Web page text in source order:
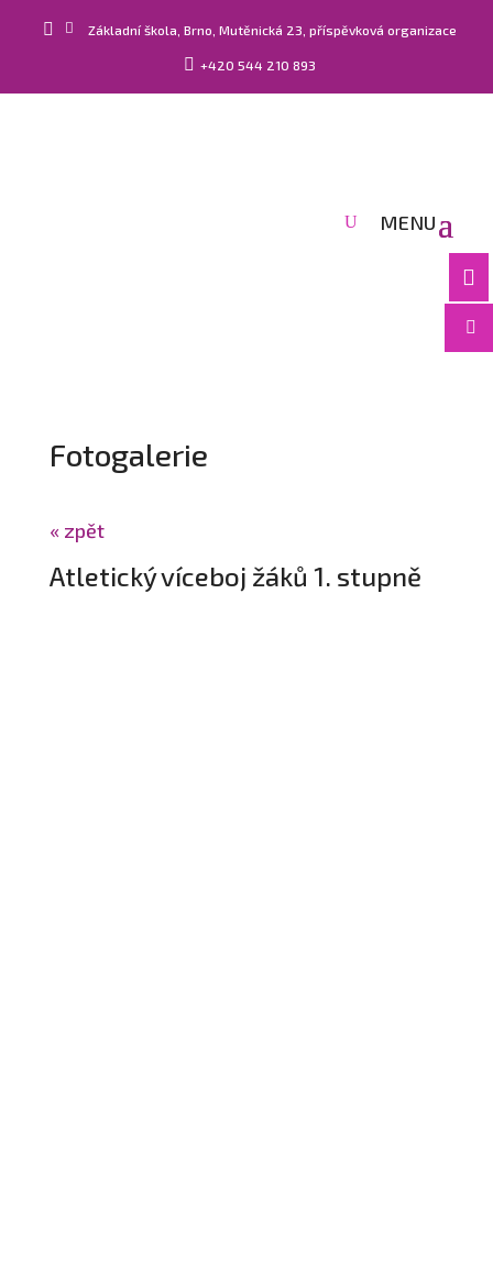
  Základní škola, Brno, Mutěnická 23, příspěvková organizace
 +420 544 210 893


Fotogalerie
« zpět
Atletický víceboj žáků 1. stupně